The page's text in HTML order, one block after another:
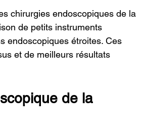
chirurgies endoscopiques de la
de petits instruments
endoscopiques étroites. Ces
et de meilleurs résultats
de la